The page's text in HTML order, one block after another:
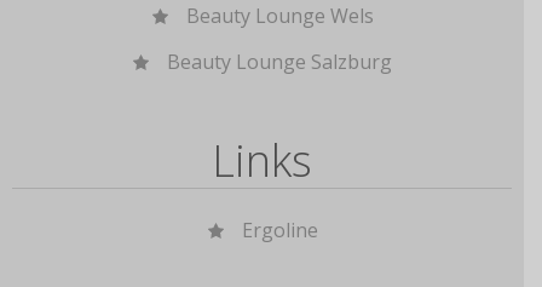
Beauty Lounge Wels
Beauty Lounge Salzburg
Links
Ergoline